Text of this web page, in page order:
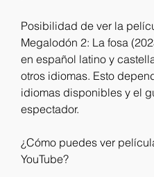
Posibilidad de ver la
Megalodón 2: La fosa
en español latino y
otros idiomas. Esto
idiomas disponibles y el
espectador.
¿Cómo puedes ver
YouTube?